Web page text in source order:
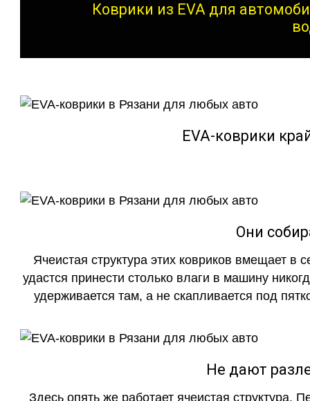
Коврики из EVA для
EVA-коврики
Они
Ячеистая структура этих ковриков вмещает в
удастся принести столько влаги в машину
удерживается там, а не скапливается под
Не дают
Здесь опять же работает ячеистая структура.